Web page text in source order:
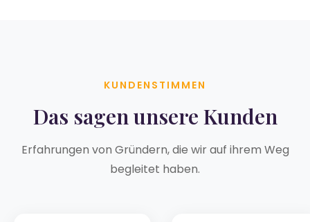
KUNDENSTIMMEN
Das sagen unsere Kunden
Erfahrungen von Gründern, die wir auf ihrem Weg
begleitet haben.